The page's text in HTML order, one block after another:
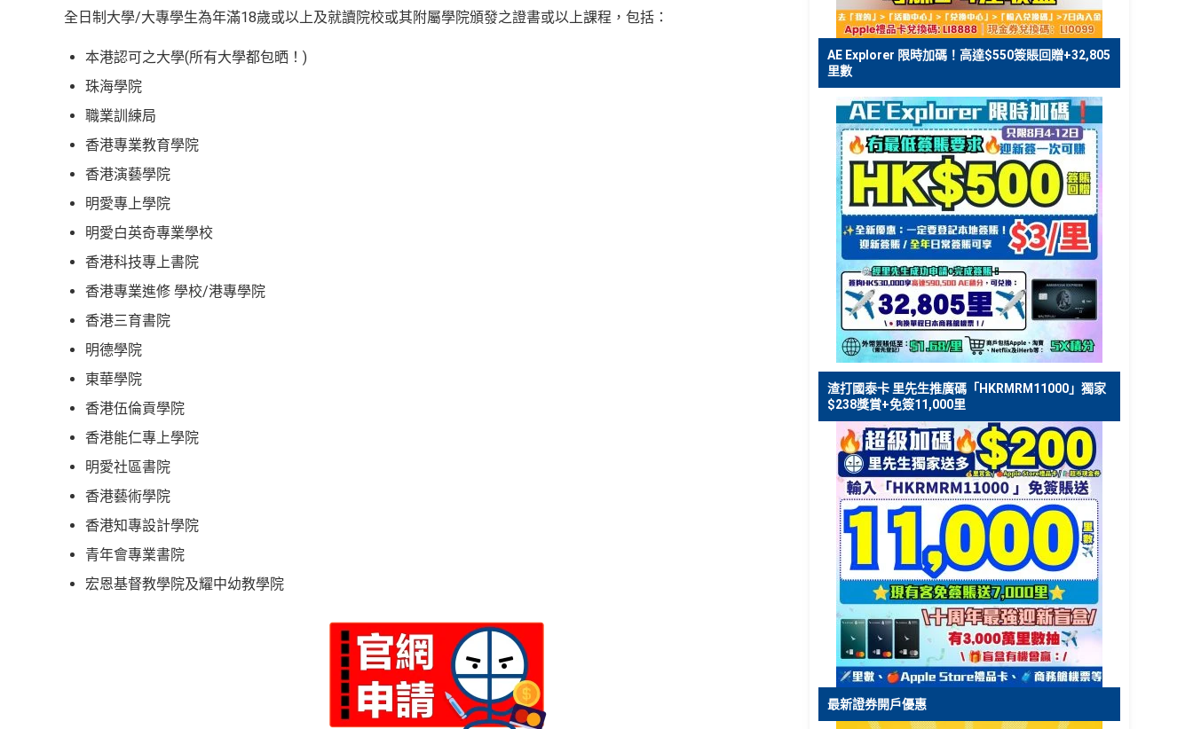
全日制大學/大專學生為年滿18歲或以上及就讀院校或其附屬學院頒發之證書或以上課程，包括：
本港認可之大學(所有大學都包晒！)
珠海學院
職業訓練局
香港專業教育學院
香港演藝學院
明愛專上學院
明愛白英奇專業學校
香港科技專上書院
香港專業進修 學校/港專學院
香港三育書院
明德學院
東華學院
香港伍倫貢學院
香港能仁專上學院
明愛社區書院
香港藝術學院
香港知專設計學院
青年會專業書院
宏恩基督教學院及耀中幼教學院
AE Explorer 限時加碼！高達$550簽賬回贈+32,805
里數
渣打國泰卡 里先生推廣碼「HKRMRM11000」獨家
$238獎賞+免簽11,000里
最新證券開戶優惠